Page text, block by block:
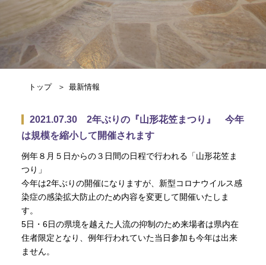
トップ 最新情報
2021.07.30 2年ぶりの『山形花笠まつり』 今年
は規模を縮小して開催されます
例年８月５日からの３日間の日程で行われる「山形花笠ま
つり」
今年は2年ぶりの開催になりますが、新型コロナウイルス感
染症の感染拡大防止のため内容を変更して開催いたしま
す。
5日・6日の県境を越えた人流の抑制のため来場者は県内在
住者限定となり、例年行われていた当日参加も今年は出来
ません。